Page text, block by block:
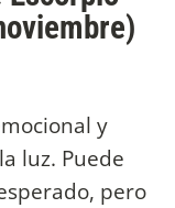
y
luz. Puede
pero